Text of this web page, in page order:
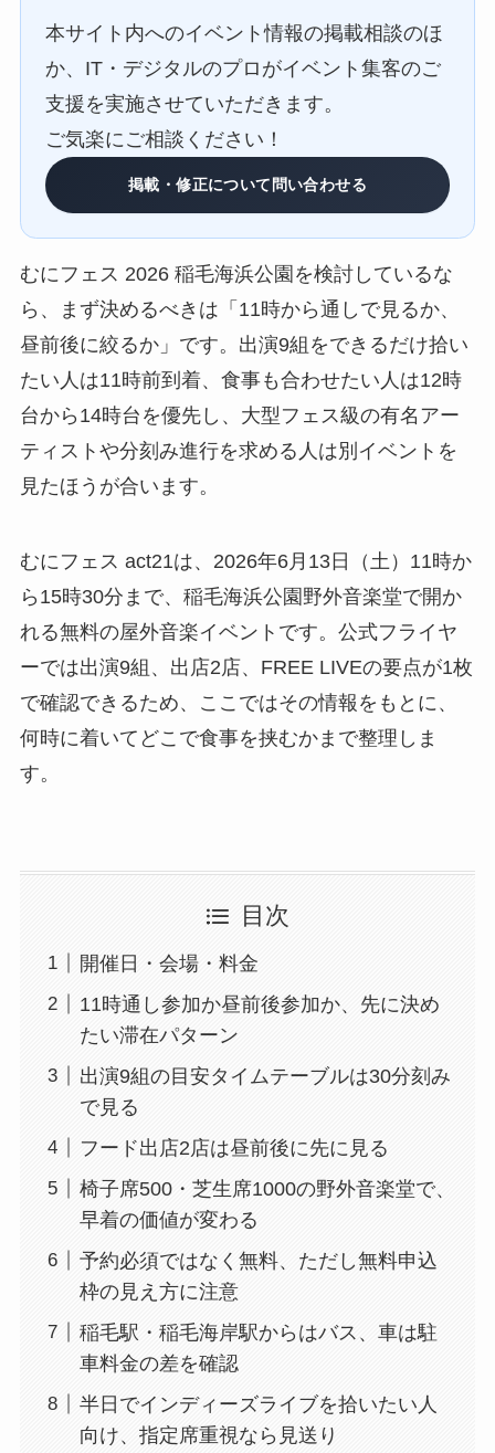
本サイト内へのイベント情報の掲載相談のほ
か、IT・デジタルのプロがイベント集客のご
支援を実施させていただきます。
ご気楽にご相談ください！
掲載・修正について問い合わせる
むにフェス 2026 稲毛海浜公園を検討しているな
ら、まず決めるべきは「11時から通しで見るか、
昼前後に絞るか」です。出演9組をできるだけ拾い
たい人は11時前到着、食事も合わせたい人は12時
台から14時台を優先し、大型フェス級の有名アー
ティストや分刻み進行を求める人は別イベントを
見たほうが合います。
むにフェス act21は、2026年6月13日（土）11時か
ら15時30分まで、稲毛海浜公園野外音楽堂で開か
れる無料の屋外音楽イベントです。公式フライヤ
ーでは出演9組、出店2店、FREE LIVEの要点が1枚
で確認できるため、ここではその情報をもとに、
何時に着いてどこで食事を挟むかまで整理しま
す。
目次
開催日・会場・料金
11時通し参加か昼前後参加か、先に決め
たい滞在パターン
出演9組の目安タイムテーブルは30分刻み
で見る
フード出店2店は昼前後に先に見る
椅子席500・芝生席1000の野外音楽堂で、
早着の価値が変わる
予約必須ではなく無料、ただし無料申込
枠の見え方に注意
稲毛駅・稲毛海岸駅からはバス、車は駐
車料金の差を確認
半日でインディーズライブを拾いたい人
向け、指定席重視なら見送り